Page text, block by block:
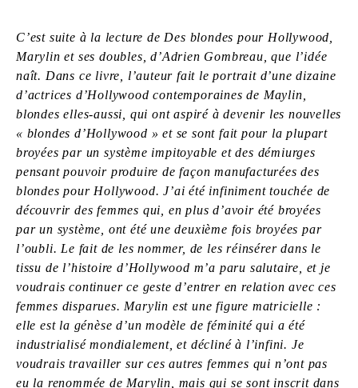
C’est suite à la lecture de Des blondes pour Hollywood,
Marylin et ses doubles, d’Adrien Gombreau, que l’idée
naît. Dans ce livre, l’auteur fait le portrait d’une dizaine
d’actrices d’Hollywood contemporaines de Maylin,
blondes elles-aussi, qui ont aspiré à devenir les nouvelles
« blondes d’Hollywood » et se sont fait pour la plupart
broyées par un système impitoyable et des démiurges
pensant pouvoir produire de façon manufacturées des
blondes pour Hollywood. J’ai été infiniment touchée de
découvrir des femmes qui, en plus d’avoir été broyées
par un système, ont été une deuxième fois broyées par
l’oubli. Le fait de les nommer, de les réinsérer dans le
tissu de l’histoire d’Hollywood m’a paru salutaire, et je
voudrais continuer ce geste d’entrer en relation avec ces
femmes disparues. Marylin est une figure matricielle :
elle est la génèse d’un modèle de féminité qui a été
industrialisé mondialement, et décliné à l’infini. Je
voudrais travailler sur ces autres femmes qui n’ont pas
eu la renommée de Marylin, mais qui se sont inscrit dans